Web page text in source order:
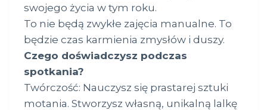
swojego życia w tym roku.
To nie będą zwykłe zajęcia manualne. To
będzie czas karmienia zmysłów i duszy.
Czego doświadczysz podczas
spotkania?
Twórczość: Nauczysz się prastarej sztuki
motania. Stworzysz własną, unikalną lalkę